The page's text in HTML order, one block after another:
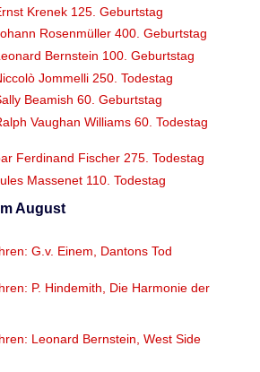
Krenek 125. Geburtstag
Rosenmüller 400. Geburtstag
Bernstein 100. Geburtstag
Jommelli 250. Todestag
Beamish 60. Geburtstag
Vaughan Williams 60. Todestag
Ferdinand Fischer 275. Todestag
Massenet 110. Todestag
August
G.v. Einem, Dantons Tod
P. Hindemith, Die Harmonie der
Leonard Bernstein, West Side